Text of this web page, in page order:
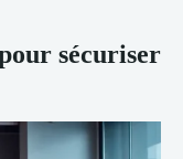
sécuriser